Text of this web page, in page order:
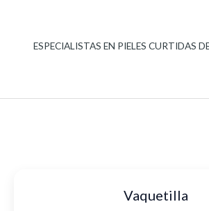
ESPECIALISTAS EN PIELES CURTIDAS
Vaquetilla